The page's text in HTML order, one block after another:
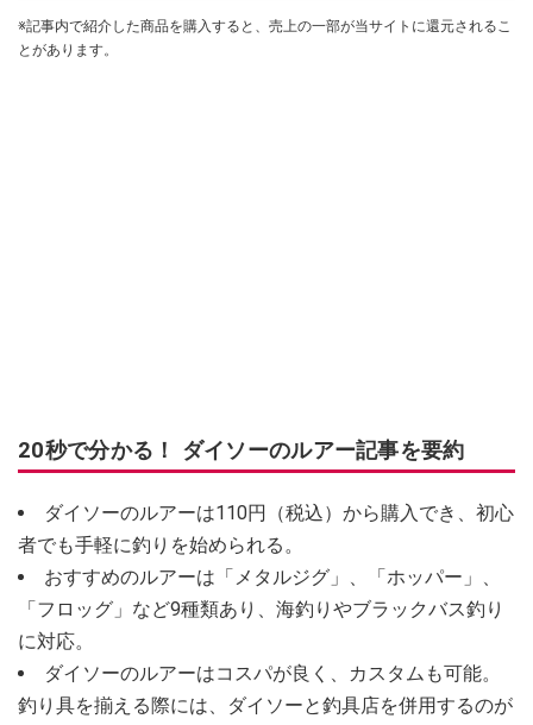
※記事内で紹介した商品を購入すると、売上の一部が当サイトに還元されるこ
とがあります。
20秒で分かる！ ダイソーのルアー記事を要約
ダイソーのルアーは110円（税込）から購入でき、初心
者でも手軽に釣りを始められる。
おすすめのルアーは「メタルジグ」、「ホッパー」、
「フロッグ」など9種類あり、海釣りやブラックバス釣り
に対応。
ダイソーのルアーはコスパが良く、カスタムも可能。
釣り具を揃える際には、ダイソーと釣具店を併用するのが